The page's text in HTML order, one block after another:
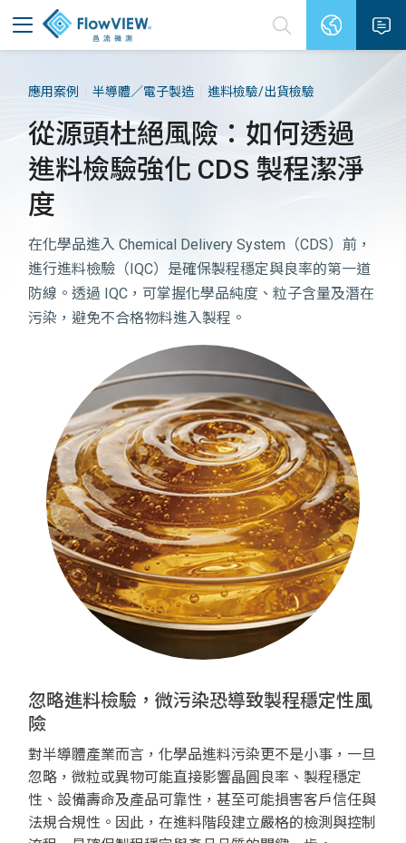
應用案例 半導體／電子製造 進料檢驗/出貨檢驗
從源頭杜絕風險：如何透過
進料檢驗強化 CDS 製程潔淨
度
在化學品進入 Chemical Delivery System（CDS）前，
進行進料檢驗（IQC）是確保製程穩定與良率的第一道
防線。透過 IQC，可掌握化學品純度、粒子含量及潛在
污染，避免不合格物料進入製程。
忽略進料檢驗，微污染恐導致製程穩定性風
險
對半導體產業而言，化學品進料污染更不是小事，一旦
忽略，微粒或異物可能直接影響晶圓良率、製程穩定
性、設備壽命及產品可靠性，甚至可能損害客戶信任與
法規合規性。因此，在進料階段建立嚴格的檢測與控制